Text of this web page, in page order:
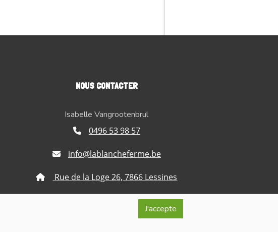
J'accepte
NOUS CONTACTER
Isabelle Vangrootenbrul
0496 53 98 57
info@lablancheferme.be
Rue de la Loge 26, 7866 Lessines
Numéro d'entreprise : BE 0740.515.321
Gérante : Isabelle Vangrootenbrul